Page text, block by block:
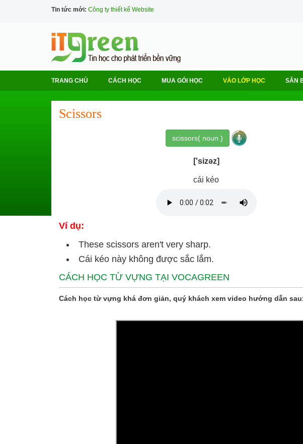
Tin tức mới: Công ty thiết kế Website
TRANG CHỦ CÁCH HỌC MUA GÓI HỌC VÀO LỚP HỌC SĂN
Scissors
scissors( noun )
['sizəz]
cái kéo
Ví dụ:
These scissors aren't very sharp.
Cái kéo này không được sắc lắm.
CÁCH HỌC TỪ VỰNG TẠI VOCAGREEN
Cách học từ vựng khá đơn giản, quý khách xem video hướng dẫn